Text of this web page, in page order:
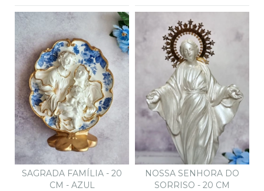
SAGRADA FAMÍLIA - 20
CM - AZUL
NOSSA SENHORA DO
SORRISO - 20 CM